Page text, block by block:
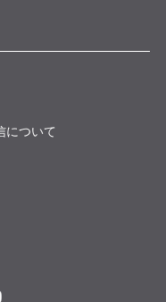
について